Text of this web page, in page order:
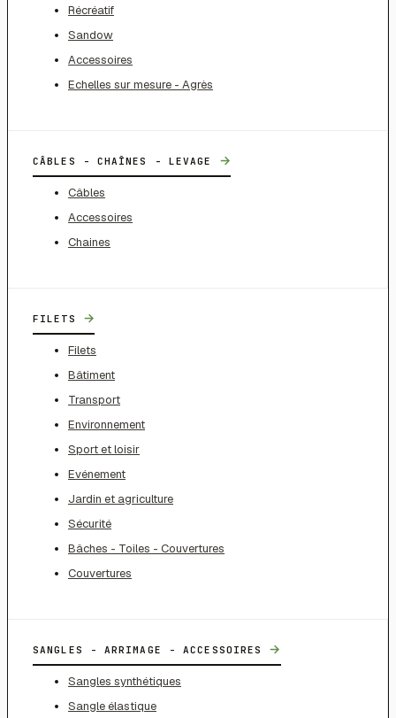
Récréatif
Sandow
Accessoires
Echelles sur mesure - Agrès
CÂBLES - CHAÎNES - LEVAGE →
Câbles
Accessoires
Chaines
FILETS →
Filets
Bâtiment
Transport
Environnement
Sport et loisir
Evénement
Jardin et agriculture
Sécurité
Bâches - Toiles - Couvertures
Couvertures
SANGLES - ARRIMAGE - ACCESSOIRES →
Sangles synthétiques
Sangle élastique